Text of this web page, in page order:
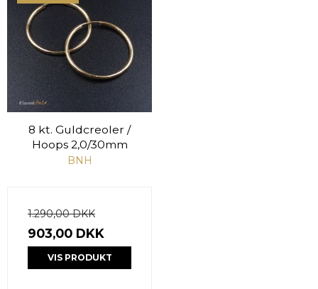
8 kt. Guldcreoler /
Hoops 2,0/30mm
BNH
1.290,00 DKK
903,00 DKK
VIS PRODUKT